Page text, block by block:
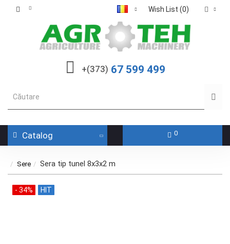
Wish List (0)
+(373) 67 599 499
Catalog 0
Sere Sera tip tunel 8x3x2 m
- 34% HIT